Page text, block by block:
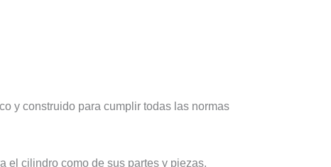
y construido para cumplir todas las normas
el cilindro como de sus partes y piezas.